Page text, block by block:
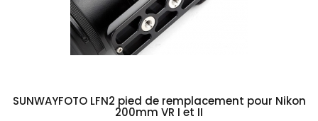
SUNWAYFOTO LFN2 pied de remplacement pour Nikon
200mm VR I et II